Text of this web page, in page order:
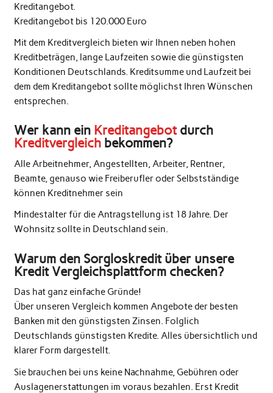
Kreditangebot.
Kreditangebot bis 120.000 Euro
Mit dem Kreditvergleich bieten wir Ihnen neben hohen
Kreditbeträgen, lange Laufzeiten sowie die günstigsten
Konditionen Deutschlands. Kreditsumme und Laufzeit bei
dem dem Kreditangebot sollte möglichst Ihren Wünschen
entsprechen.
Wer kann ein Kreditangebotdurch
Kreditvergleichbekommen?
Alle Arbeitnehmer, Angestellten, Arbeiter, Rentner,
Beamte, genauso wie Freiberufler oder Selbstständige
können Kreditnehmer sein
Mindestalter für die Antragstellung ist 18 Jahre. Der
Wohnsitz sollte in Deutschland sein.
Warum den Sorgloskredit über unsere
Kredit Vergleichsplattform checken?
Das hat ganz einfache Gründe!
Über unseren Vergleich kommen Angebote der besten
Banken mit den günstigsten Zinsen. Folglich
Deutschlands günstigsten Kredite. Alles übersichtlich und
klarer Form dargestellt.
Sie brauchen bei uns keine Nachnahme, Gebühren oder
Auslagenerstattungen im voraus bezahlen. Erst Kredit